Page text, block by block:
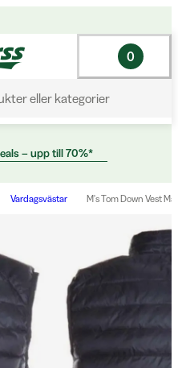
eller kategorier
0
– upp till 70%*
Vardagsvästar M's Tom Down Vest